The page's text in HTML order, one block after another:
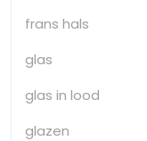
frans hals
glas
glas in lood
glazen